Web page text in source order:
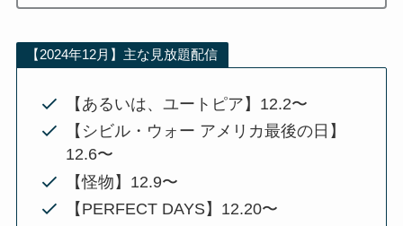
【2024年12月】主な見放題配信
【あるいは、ユートピア】12.2〜
【シビル・ウォー アメリカ最後の日】
12.6〜
【怪物】12.9〜
【PERFECT DAYS】12.20〜